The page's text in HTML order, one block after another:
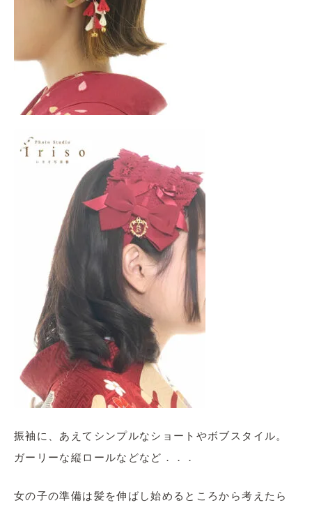
振袖に、あえてシンプルなショートやボブスタイル。
ガーリーな縦ロールなどなど．．．
女の子の準備は髪を伸ばし始めるところから考えたら